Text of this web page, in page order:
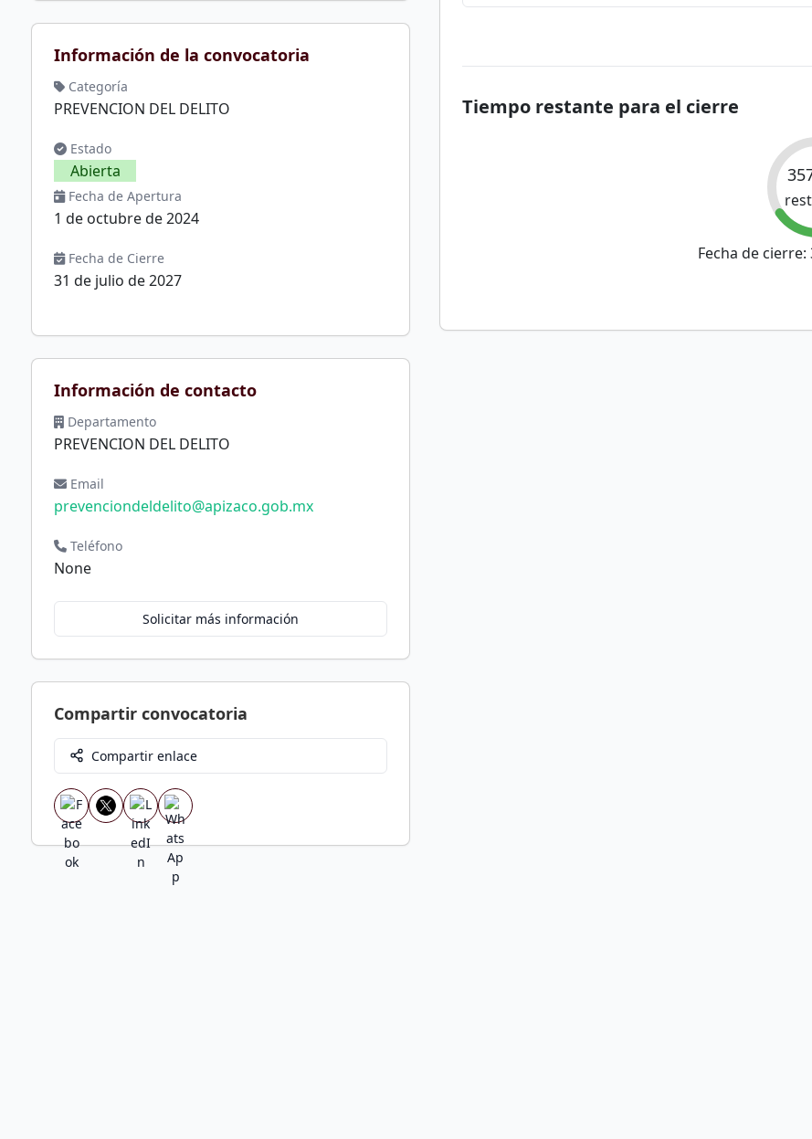
Información de la convocatoria
Categoría
PREVENCION DEL DELITO
Estado
Abierta
Fecha de Apertura
1 de octubre de 2024
Fecha de Cierre
31 de julio de 2027
Información de contacto
Departamento
PREVENCION DEL DELITO
Email
prevenciondeldelito@apizaco.gob.mx
Teléfono
None
Solicitar más información
Compartir convocatoria
Compartir enlace
Tiempo restante para el cierre
Fecha de